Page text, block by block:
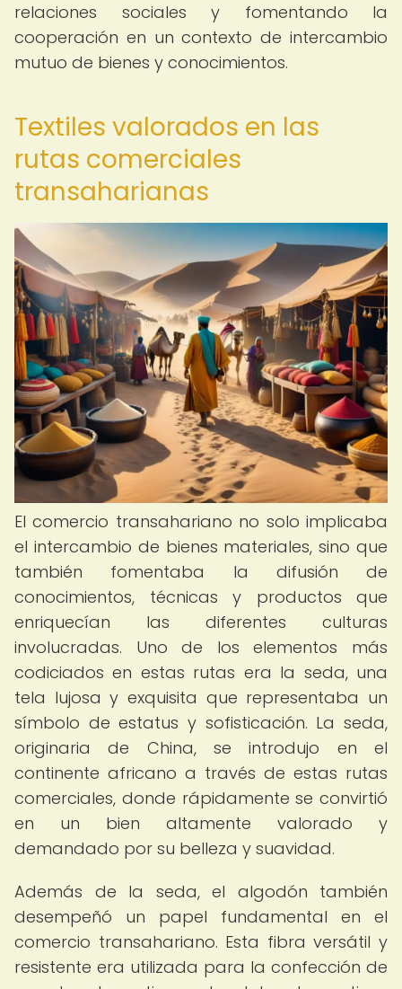
relaciones sociales y fomentando la
cooperación en un contexto de intercambio
mutuo de bienes y conocimientos.
Textiles valorados en las
rutas comerciales
transaharianas
El comercio transahariano no solo implicaba
el intercambio de bienes materiales, sino que
también fomentaba la difusión de
conocimientos, técnicas y productos que
enriquecían las diferentes culturas
involucradas. Uno de los elementos más
codiciados en estas rutas era la seda, una
tela lujosa y exquisita que representaba un
símbolo de estatus y sofisticación. La seda,
originaria de China, se introdujo en el
continente africano a través de estas rutas
comerciales, donde rápidamente se convirtió
en un bien altamente valorado y
demandado por su belleza y suavidad.
Además de la seda, el algodón también
desempeñó un papel fundamental en el
comercio transahariano. Esta fibra versátil y
resistente era utilizada para la confección de